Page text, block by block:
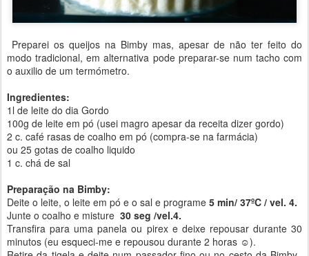
Preparei os queijos na Bimby mas, apesar de não ter feito do
modo tradicional, em alternativa pode preparar-se num tacho com
o auxilio de um termómetro.
Ingredientes:
1l de leite do dia Gordo
100g de leite em pó (usei magro apesar da receita dizer gordo)
2 c. café rasas de coalho em pó (compra-se na farmácia)
ou 25 gotas de coalho liquido
1 c. chá de sal
Preparação na Bimby:
Deite o leite, o leite em pó e o sal e programe 5 min/ 37ºC / vel. 4.
Junte o coalho e misture 30 seg /vel.4.
Transfira para uma panela ou pirex e deixe repousar durante 30
minutos (eu esqueci-me e repousou durante 2 horas ☺).